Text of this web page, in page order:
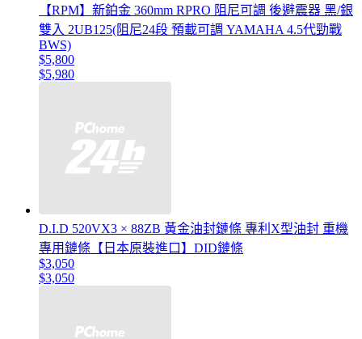
【RPM】新鉑金 360mm RPRO 阻尼可調 後避震器 黑/銀
雙入 2UB125(阻尼24段 預載可調 YAMAHA 4.5代勁戰
BWS)
$5,800
$5,980
D.I.D 520VX3 × 88ZB 黃金油封鏈條 專利X型油封 重機
專用鏈條【日本原裝進口】DID鏈條
$3,050
$3,050